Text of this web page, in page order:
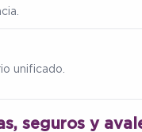
unificado.
seguros y